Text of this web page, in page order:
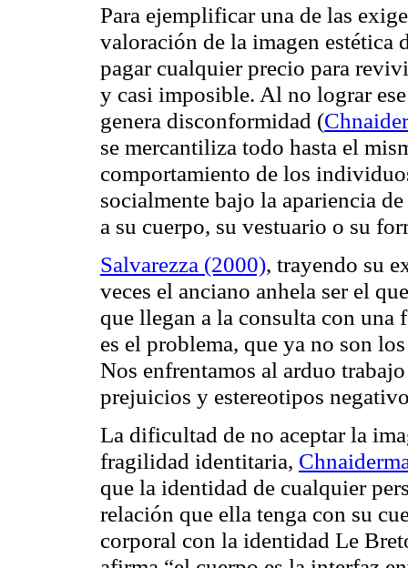
Para ejemplificar una de las
valoración de la imagen estética
pagar cualquier precio para
y casi imposible. Al no lograr
genera disconformidad (
se mercantiliza todo hasta el
comportamiento de los
socialmente bajo la apariencia
a su cuerpo, su vestuario o su
Salvarezza (2000), trayendo su
veces el anciano anhela ser el
que llegan a la consulta con una
es el problema, que ya no son
Nos enfrentamos al arduo
prejuicios y estereotipos
La dificultad de no aceptar la
fragilidad identitaria,
que la identidad de cualquier
relación que ella tenga con su
corporal con la identidad Le